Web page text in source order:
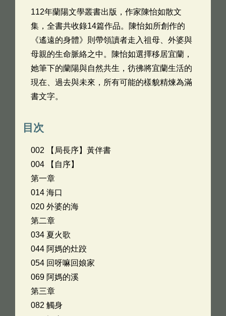
112年蘭陽文學叢書出版，作家陳怡如散文
集，全書共收錄14篇作品。陳怡如所創作的
《遙遠的身體》則帶領讀者走入祖母、外婆與
母親的生命脈絡之中。陳怡如選擇移居宜蘭，
她筆下的蘭陽與自然共生，彷彿將宜蘭生活的
現在、過去與未來，所有可能的樣貌精煉為滿
書文字。
目次
002 【局長序】黃伴書
004 【自序】
第一章
014 海口
020 外婆的海
第二章
034 夏火歌
044 阿媽的灶跤
054 回呀嘛回娘家
069 阿媽的溪
第三章
082 觸身